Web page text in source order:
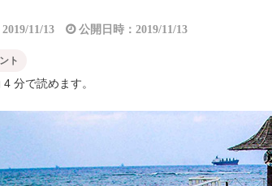
11/13 公開日時：2019/11/13
ト
分で読めます。